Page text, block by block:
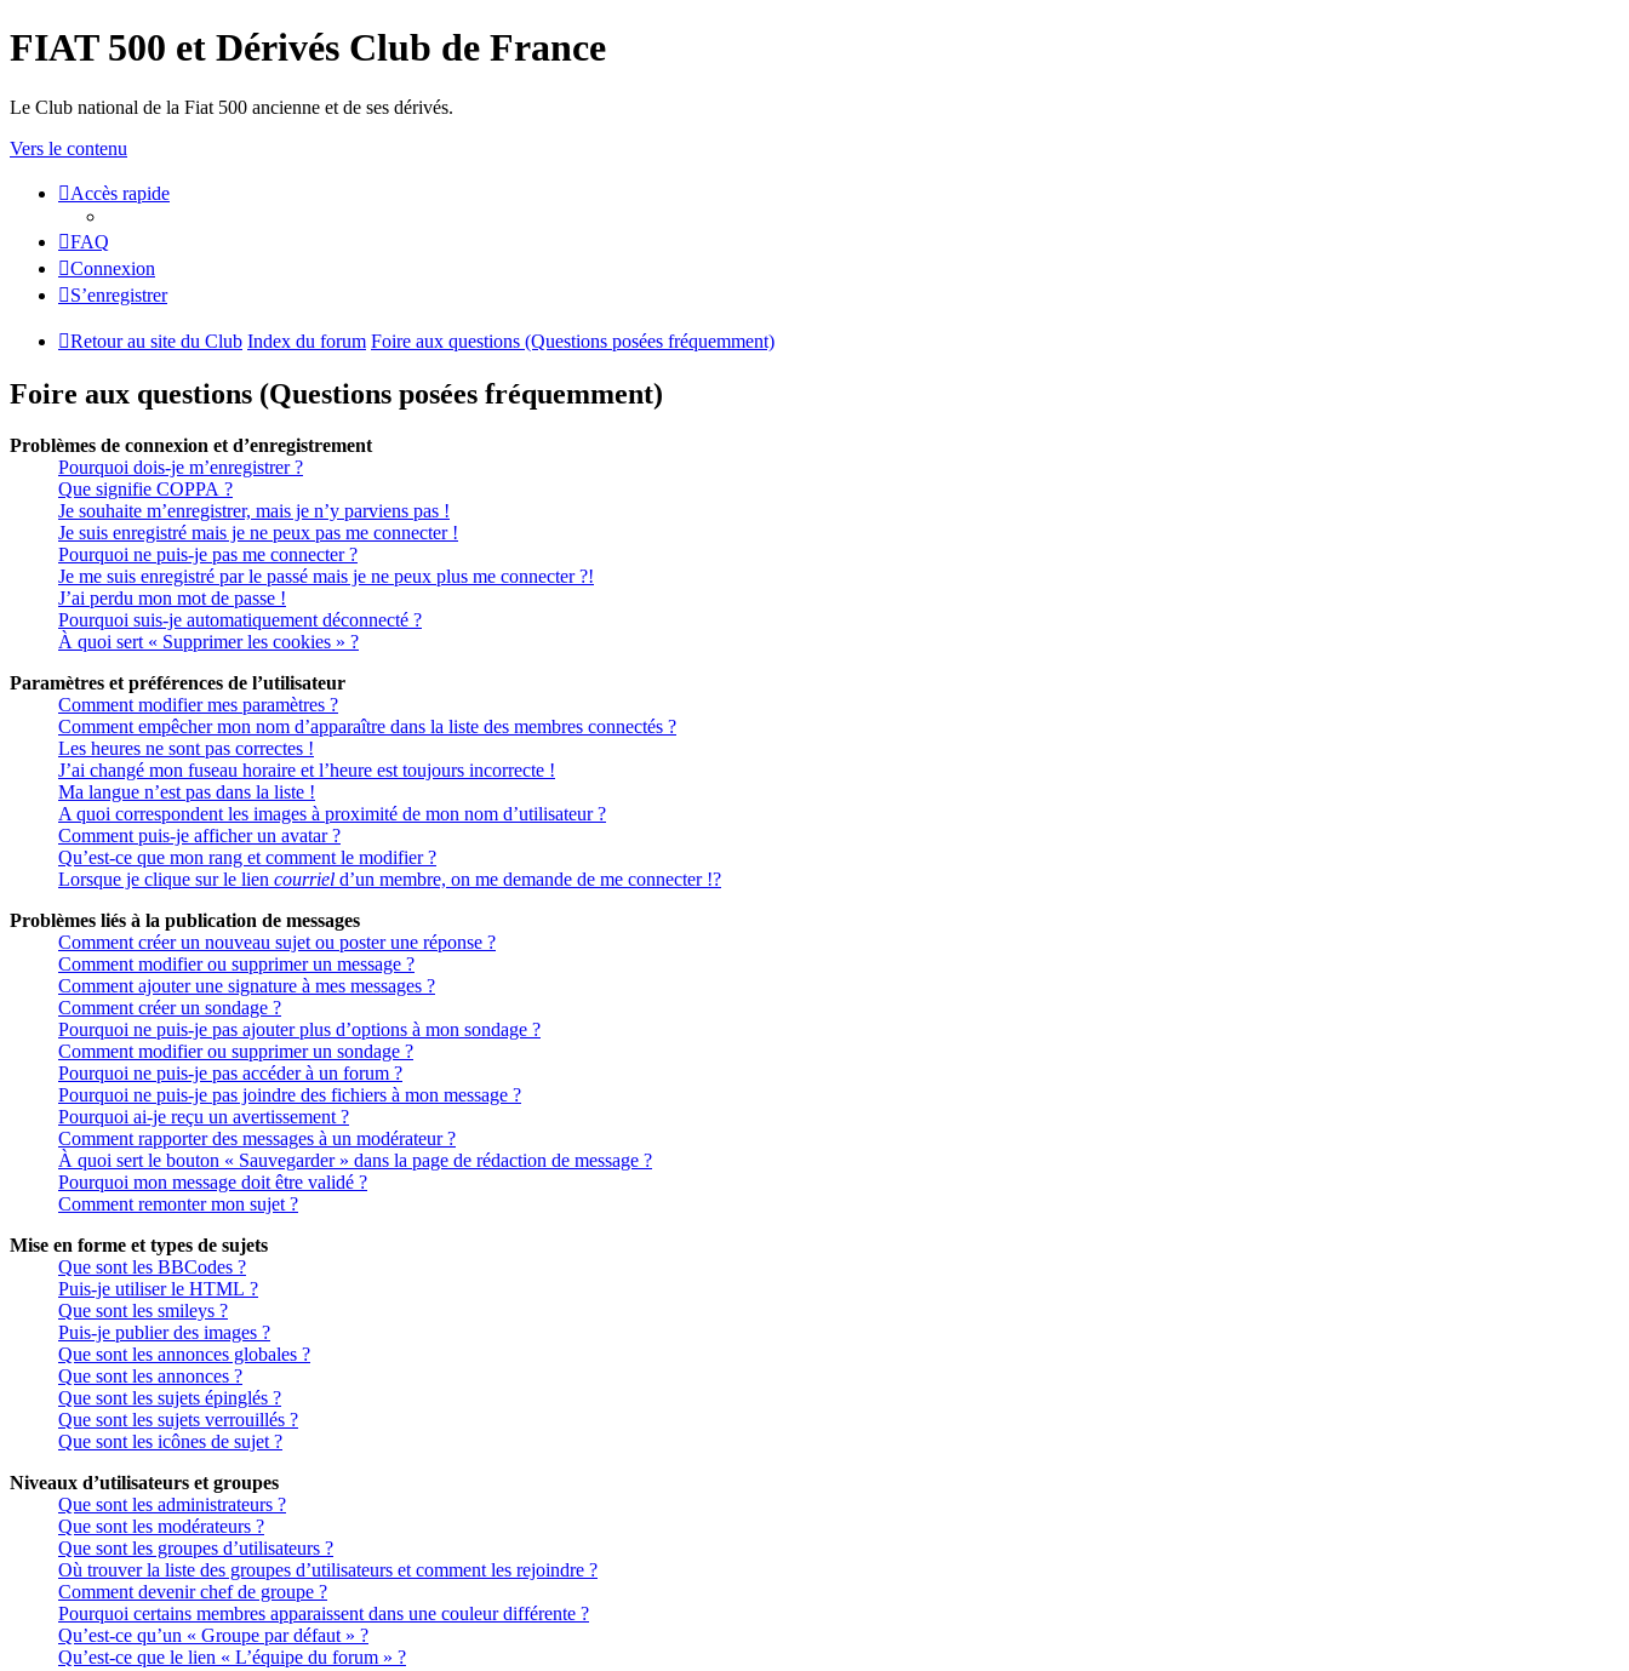
FIAT 500 et Dérivés Club de France
Le Club national de la Fiat 500 ancienne et de ses dérivés.
Vers le contenu
Accès rapide
FAQ
Connexion
S’enregistrer
Retour au site du Club Index du forum Foire aux questions (Questions posées fréquemment)
Foire aux questions (Questions posées fréquemment)
Problèmes de connexion et d’enregistrement
Pourquoi dois-je m’enregistrer ?
Que signifie COPPA ?
Je souhaite m’enregistrer, mais je n’y parviens pas !
Je suis enregistré mais je ne peux pas me connecter !
Pourquoi ne puis-je pas me connecter ?
Je me suis enregistré par le passé mais je ne peux plus me connecter ?!
J’ai perdu mon mot de passe !
Pourquoi suis-je automatiquement déconnecté ?
À quoi sert « Supprimer les cookies » ?
Paramètres et préférences de l’utilisateur
Comment modifier mes paramètres ?
Comment empêcher mon nom d’apparaître dans la liste des membres connectés ?
Les heures ne sont pas correctes !
J’ai changé mon fuseau horaire et l’heure est toujours incorrecte !
Ma langue n’est pas dans la liste !
A quoi correspondent les images à proximité de mon nom d’utilisateur ?
Comment puis-je afficher un avatar ?
Qu’est-ce que mon rang et comment le modifier ?
Lorsque je clique sur le lien courriel d’un membre, on me demande de me connecter !?
Problèmes liés à la publication de messages
Comment créer un nouveau sujet ou poster une réponse ?
Comment modifier ou supprimer un message ?
Comment ajouter une signature à mes messages ?
Comment créer un sondage ?
Pourquoi ne puis-je pas ajouter plus d’options à mon sondage ?
Comment modifier ou supprimer un sondage ?
Pourquoi ne puis-je pas accéder à un forum ?
Pourquoi ne puis-je pas joindre des fichiers à mon message ?
Pourquoi ai-je reçu un avertissement ?
Comment rapporter des messages à un modérateur ?
À quoi sert le bouton « Sauvegarder » dans la page de rédaction de message ?
Pourquoi mon message doit être validé ?
Comment remonter mon sujet ?
Mise en forme et types de sujets
Que sont les BBCodes ?
Puis-je utiliser le HTML ?
Que sont les smileys ?
Puis-je publier des images ?
Que sont les annonces globales ?
Que sont les annonces ?
Que sont les sujets épinglés ?
Que sont les sujets verrouillés ?
Que sont les icônes de sujet ?
Niveaux d’utilisateurs et groupes
Que sont les administrateurs ?
Que sont les modérateurs ?
Que sont les groupes d’utilisateurs ?
Où trouver la liste des groupes d’utilisateurs et comment les rejoindre ?
Comment devenir chef de groupe ?
Pourquoi certains membres apparaissent dans une couleur différente ?
Qu’est-ce qu’un « Groupe par défaut » ?
Qu’est-ce que le lien « L’équipe du forum » ?